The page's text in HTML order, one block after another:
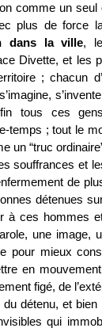
comme un seul
plus de force
dans la ville,
Divette, et les
; chacun
tous ces
temps ; tout le
un “truc
souffrances et
de
détenues
à ces hommes
une image,
pour mieux
en
figé, de
détenu, et bien
qui